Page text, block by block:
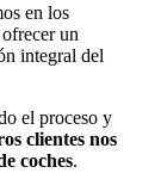
en los
un
integral del
el proceso y
clientes nos
coches.